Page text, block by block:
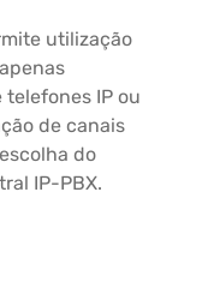
utilização
IP ou
de canais
do
IP-PBX.